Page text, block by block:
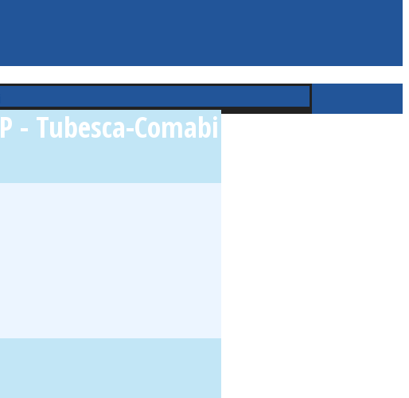
- Tubesca-Comabi